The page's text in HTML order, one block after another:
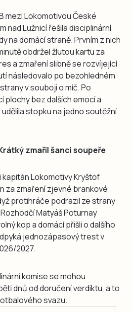
mezi Lokomotivou České
nad Lužnicí řešila disciplinární
na domácí straně. Prvním z nich
obdržel žlutou kartu za
a zmaření slibně se rozvíjející
následovalo po bezohledném
v souboji o míč. Po
plochy bez dalších emocí a
stopku na jedno soutěžní
zmařil šanci soupeře
Lokomotivy Kryštof
za zmaření zjevné brankové
protihráče podrazil ze strany
Matyáš Poturnay
kop a domácí přišli o dalšího
jednozápasový trest v
2027.
komise se mohou
dnů od doručení verdiktu, a to
svazu.